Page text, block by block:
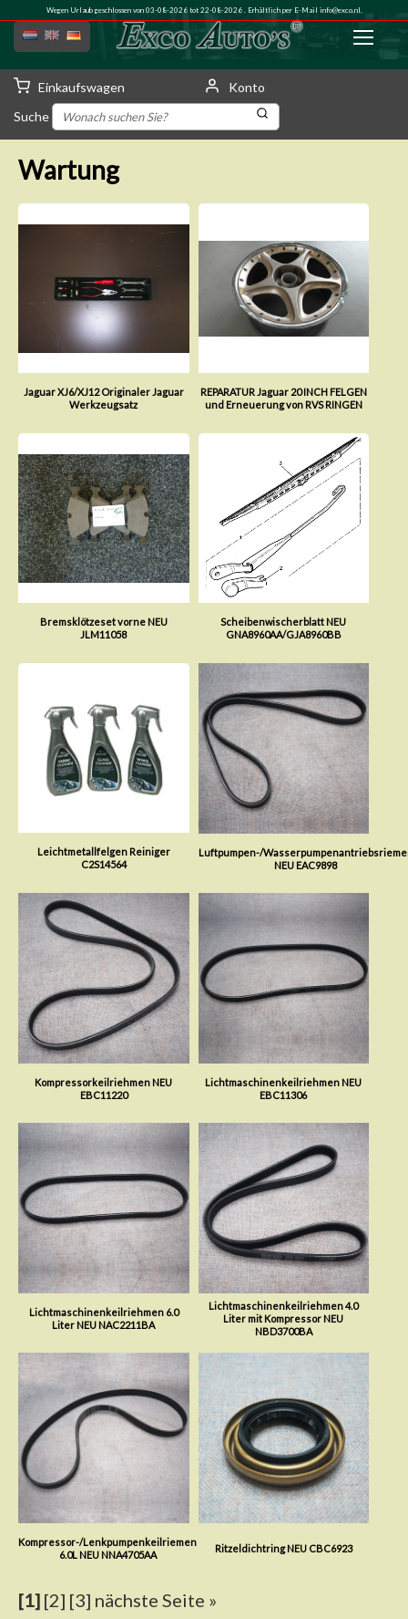
Wegen Urlaub geschlossen von 03-08-2026 tot 22-08-2026 . Erhältlich per E-Mail info@exco.nl.
Einkaufswagen
Konto
Suche
Wartung
Jaguar XJ6/XJ12 Originaler Jaguar
Werkzeugsatz
REPARATUR Jaguar 20 INCH FELGEN
und Erneuerung von RVS RINGEN
Bremsklötzeset vorne NEU
JLM11058
Scheibenwischerblatt NEU
GNA8960AA/GJA8960BB
Leichtmetallfelgen Reiniger
C2S14564
Luftpumpen-/
NEU EAC9898
Kompressorkeilriehmen NEU
EBC11220
Lichtmaschinenkeilriehmen NEU
EBC11306
Lichtmaschinenkeilriehmen 6.0
Liter NEU NAC2211BA
Lichtmaschinenkeilriehmen 4.0
Liter mit Kompressor NEU
NBD3700BA
Kompressor-/Lenkpumpenkeilriemen
6.0L NEU NNA4705AA
Ritzeldichtring NEU CBC6923
[1] [2] [3] nächste Seite »